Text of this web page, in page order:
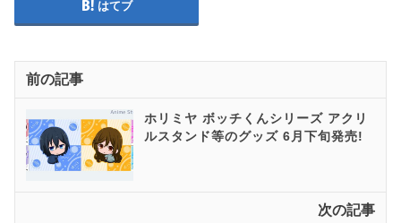
はてブ
前の記事
ホリミヤ ボッチくんシリーズ アクリ
ルスタンド等のグッズ 6月下旬発売!
次の記事